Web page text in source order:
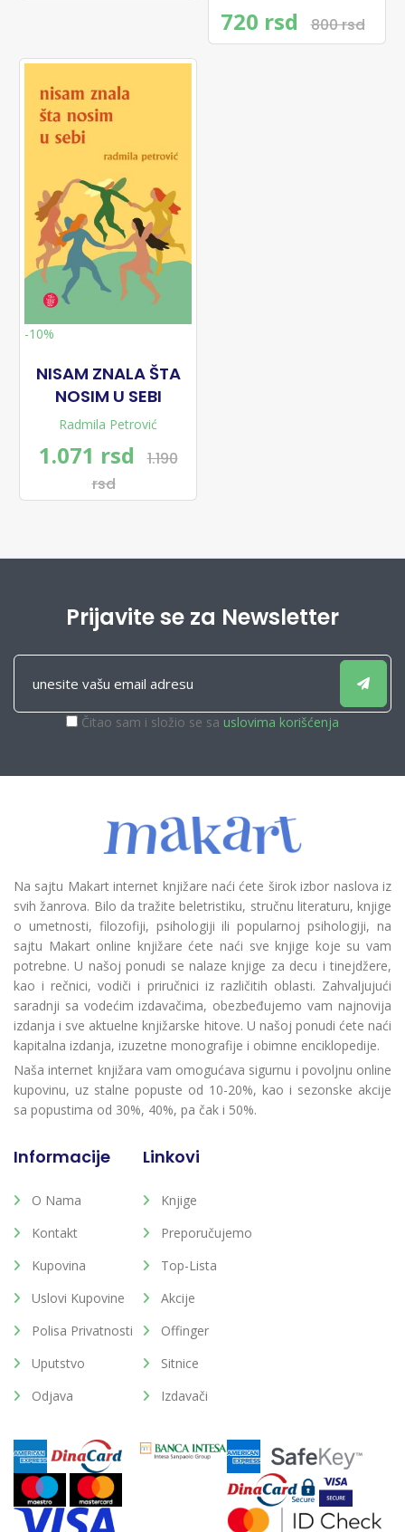
720 rsd 800 rsd
-10%
NISAM ZNALA ŠTA
NOSIM U SEBI
Radmila Petrović
1.071 rsd
1.190
rsd
Prijavite se za Newsletter
Čitao sam i složio se sa uslovima korišćenja
Na sajtu Makart internet knjižare naći ćete širok izbor naslova iz
svih žanrova. Bilo da tražite beletristiku, stručnu literaturu, knjige
o umetnosti, filozofiji, psihologiji ili popularnoj psihologiji, na
sajtu Makart online knjižare ćete naći sve knjige koje su vam
potrebne. U našoj ponudi se nalaze knjige za decu i tinejdžere,
kao i rečnici, vodiči i priručnici iz različitih oblasti. Zahvaljujući
saradnji sa vodećim izdavačima, obezbeđujemo vam najnovija
izdanja i sve aktuelne knjižarske hitove. U našoj ponudi ćete naći
kapitalna izdanja, izuzetne monografije i obimne enciklopedije.
Naša internet knjižara vam omogućava sigurnu i povoljnu online
kupovinu, uz stalne popuste od 10-20%, kao i sezonske akcije
sa popustima od 30%, 40%, pa čak i 50%.
Informacije
O Nama
Kontakt
Kupovina
Uslovi Kupovine
Polisa Privatnosti
Uputstvo
Odjava
Linkovi
Knjige
Preporučujemo
Top-Lista
Akcije
Offinger
Sitnice
Izdavači